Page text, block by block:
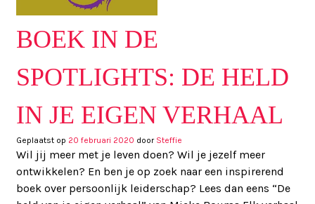
BOEK IN DE
SPOTLIGHTS: DE HELD
IN JE EIGEN VERHAAL
Geplaatst op 20 februari 2020 door Steffie
Wil jij meer met je leven doen? Wil je jezelf meer
ontwikkelen? En ben je op zoek naar een inspirerend
boek over persoonlijk leiderschap? Lees dan eens “De